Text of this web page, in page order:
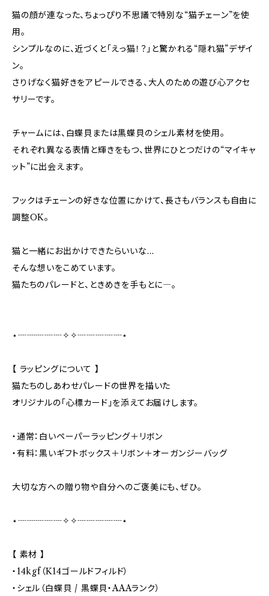
猫の顔が連なった、ちょっぴり不思議で特別な“猫チェーン”を使
用。
シンプルなのに、近づくと「えっ猫！？」と驚かれる“隠れ猫”デザイ
ン。
さりげなく猫好きをアピールできる、大人のための遊び心アクセ
サリーです。
チャームには、白蝶貝または黒蝶貝のシェル素材を使用。
それぞれ異なる表情と輝きをもつ、世界にひとつだけの“マイキャ
ット”に出会えます。
フックはチェーンの好きな位置にかけて、長さもバランスも自由に
調整OK。
猫と一緒にお出かけできたらいいな…
そんな想いをこめています。
猫たちのパレードと、ときめきを手もとに―。
⋆┈┈┈┈┈✧✧┈┈┈┈┈⋆
【 ラッピングについて 】
猫たちのしあわせパレードの世界を描いた
オリジナルの「心標カード」を添えてお届けします。
・通常：白いペーパーラッピング＋リボン
・有料：黒いギフトボックス＋リボン＋オーガンジーバッグ
大切な方への贈り物や自分へのご褒美にも、ぜひ。
⋆┈┈┈┈┈✧✧┈┈┈┈┈⋆
【 素材 】
・14kgf（K14ゴールドフィルド）
・シェル（白蝶貝 / 黒蝶貝・AAAランク）